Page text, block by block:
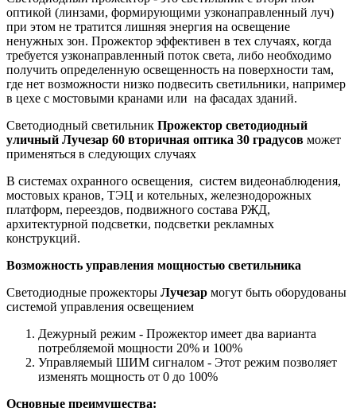
оптикой (линзами, формирующими узконаправленный луч)
при этом не тратится лишняя энергия на освещение
ненужных зон. Прожектор эффективен в тех случаях, когда
требуется узконаправленный поток света, либо необходимо
получить определенную освещенность на поверхности там,
где нет возможности низко подвесить светильники, например
в цехе с мостовыми кранами или на фасадах зданий.
Светодиодный светильник Прожектор светодиодный
уличный Лучезар 60 вторичная оптика 30 градусов может
применяться в следующих случаях
В системах охранного освещения, систем видеонаблюдения,
мостовых кранов, ТЭЦ и котельных, железнодорожных
платформ, переездов, подвижного состава РЖД,
архитектурной подсветки, подсветки рекламных
конструкций.
Возможность управления мощностью светильника
Светодиодные прожекторы Лучезар могут быть оборудованы
системой управления освещением
Дежурный режим - Прожектор имеет два варианта
потребляемой мощности 20% и 100%
Управляемый ШИМ сигналом - Этот режим позволяет
изменять мощность от 0 до 100%
Основные преимущества: